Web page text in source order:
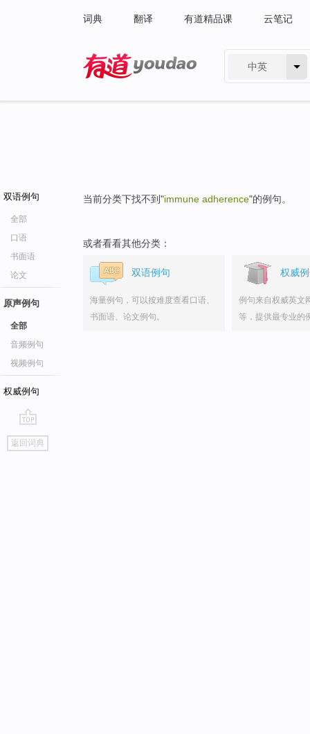
词典 翻译 有道精品课 云笔记
中英
双语例句
全部
口语
书面语
论文
原声例句
全部
音频例句
视频例句
权威例句
go
top
返回词典
当前分类下找不到"immune adherence"的例句。
或者看看其他分类：
双语例句
海量例句，可以按难度查看口语、
书面语、论文例句。
权威
例句来自权威英文
等，提供最专业的